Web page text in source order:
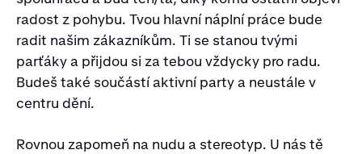
radost z pohybu. Tvou hlavní náplní práce bude
radit našim zákazníkům. Ti se stanou tvými
parťáky a přijdou si za tebou vždycky pro radu.
Budeš také součástí aktivní party a neustále v
centru dění.
Rovnou zapomeň na nudu a stereotyp. U nás tě